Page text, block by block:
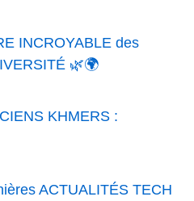
INCROYABLE des
🌿🌍
KHMERS :
ACTUALITÉS TECH